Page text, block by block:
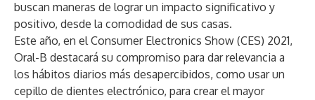
buscan maneras de lograr un impacto significativo y
positivo, desde la comodidad de sus casas.
Este año, en el Consumer Electronics Show (CES) 2021,
Oral-B destacará su compromiso para dar relevancia a
los hábitos diarios más desapercibidos, como usar un
cepillo de dientes electrónico, para crear el mayor